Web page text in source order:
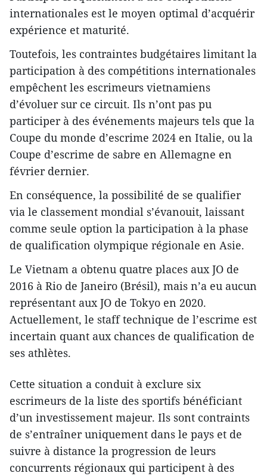
internationales est le moyen optimal d’acquérir
expérience et maturité.
Toutefois, les contraintes budgétaires limitant la
participation à des compétitions internationales
empêchent les escrimeurs vietnamiens
d’évoluer sur ce circuit. Ils n’ont pas pu
participer à des événements majeurs tels que la
Coupe du monde d’escrime 2024 en Italie, ou la
Coupe d’escrime de sabre en Allemagne en
février dernier.
En conséquence, la possibilité de se qualifier
via le classement mondial s’évanouit, laissant
comme seule option la participation à la phase
de qualification olympique régionale en Asie.
Le Vietnam a obtenu quatre places aux JO de
2016 à Rio de Janeiro (Brésil), mais n’a eu aucun
représentant aux JO de Tokyo en 2020.
Actuellement, le staff technique de l’escrime est
incertain quant aux chances de qualification de
ses athlètes.
Cette situation a conduit à exclure six
escrimeurs de la liste des sportifs bénéficiant
d’un investissement majeur. Ils sont contraints
de s’entraîner uniquement dans le pays et de
suivre à distance la progression de leurs
concurrents régionaux qui participent à des